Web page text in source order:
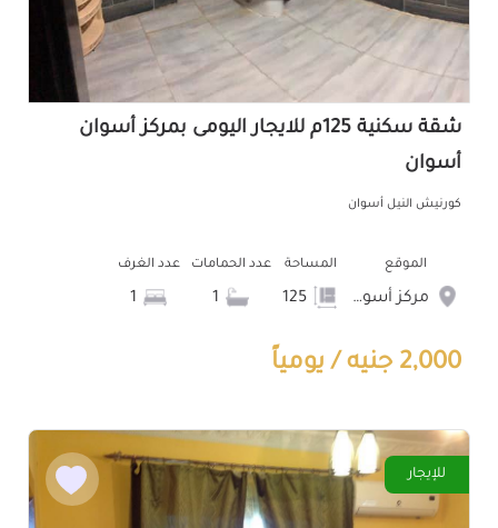
شقة سكنية 125م للايجار اليومى بمركز أسوان
أسوان
كورنيش النيل أسوان
الموقع
مركز أسوان
المساحة عدد الحمامات عدد الغرف
2,000 جنيه / يومياً
للإيجار